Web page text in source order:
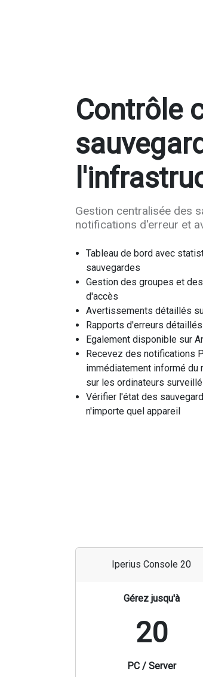
Contrôle
Gestion centralisée des
notifications d'erreur et
Tableau de bord avec
sauvegardes
Gestion des groupes et
d'accès
Avertissements détaillés
Rapports d'erreurs
Egalement disponible sur
Recevez des notifications
immédiatement informé
sur les ordinateurs
Vérifier l'état des
n'importe quel appareil
Iperius Console 20
Gérez jusqu'à
20
PC / Server